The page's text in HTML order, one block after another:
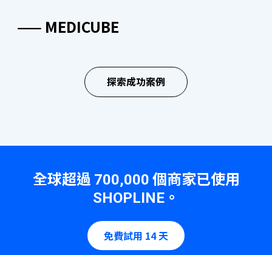
取最大的曝光及轉換。
知、最新資訊及優惠活動，提供更流暢購物體驗，提高
會員忠誠度及訂單率！
—— MEDICUBE
化，客戶經理與技術團隊即時提供專業
支援，讓我們輕鬆管理網店，提升業務
—— REGAL HOTELS
隨時準備協助我們解決任何問題。團隊
的支持使我們的電子商務營運變得更加
順利和高效。”
—— DUREX
答，並展現出禮貌和細心。同時，一直
提供有助於業務增長和運營的實用建
—— NATIONAL GEOGRAPHIC
低自建網站成本，同時呈現了更專業的
品牌形象。團隊積極提供支援以串接其
他系統，讓我們更方便地管理網店。”
—— COVERMARK
服務團隊協助我們了解平台每個細節，
講解清晰易明。十分高興，我們能愉快
—— ICE FIRE
態度印象深刻，團隊樂於助人並願意隨
時提供幫助。”探索成功案例
全球超過 700,000 個商家已使用
SHOPLINE 。
免費試用 14 天